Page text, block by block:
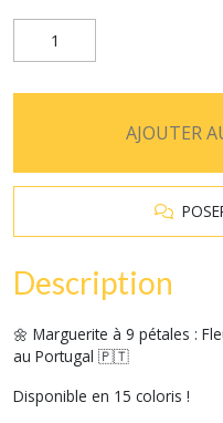
AJOUTER
Description
🌼 Marguerite à 9 pétales :
au Portugal 🇵🇹
Disponible en 15 coloris !